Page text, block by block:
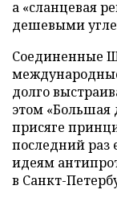
а «сланцевая
дешевыми
Соединенные
долго
этом «Большая
присяге
последний раз
идеям
в Санкт-